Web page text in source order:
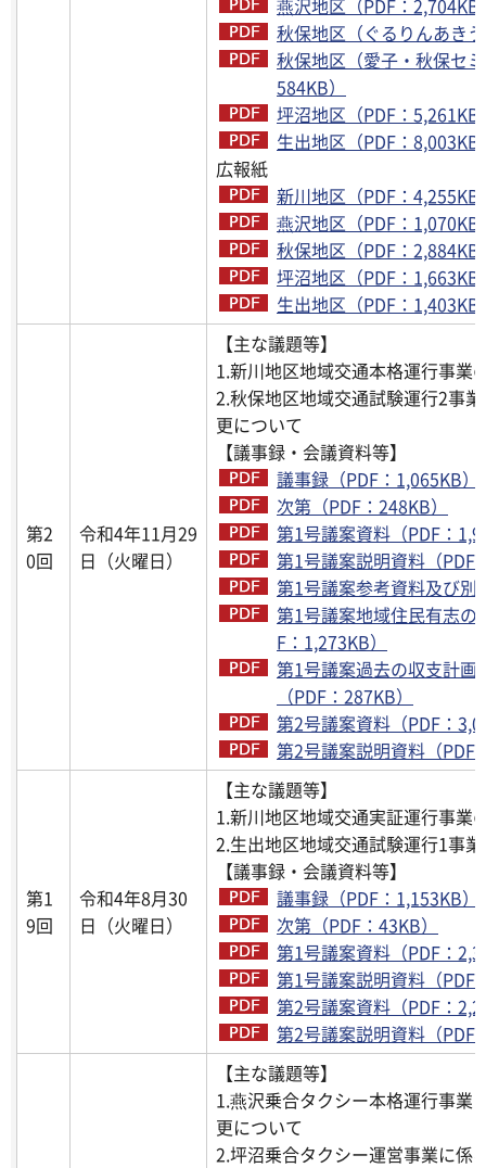
燕沢地区（PDF：2,704KB
秋保地区（ぐるりんあき
秋保地区（愛子・秋保セ
584KB）
坪沼地区（PDF：5,261KB
生出地区（PDF：8,003KB
広報紙
新川地区（PDF：4,255KB
燕沢地区（PDF：1,070KB
秋保地区（PDF：2,884KB
坪沼地区（PDF：1,663KB
生出地区（PDF：1,403KB
第2
0回
令和4年11月29
日（火曜日）
【主な議題等】
1.新川地区地域交通本格運行事業
2.秋保地区地域交通試験運行2事
更について
【議事録・会議資料等】
議事録（PDF：1,065KB）
次第（PDF：248KB）
第1号議案資料（PDF：
第1号議案説明資料（PDF
第1号議案参考資料及び別
第1号議案地域住民有志の
F：1,273KB）
第1号議案過去の収支計画
（PDF：287KB）
第2号議案資料（PDF：
第2号議案説明資料（PDF
第1
9回
令和4年8月30
日（火曜日）
【主な議題等】
1.新川地区地域交通実証運行事業
2.生出地区地域交通試験運行1事
【議事録・会議資料等】
議事録（PDF：1,153KB）
次第（PDF：43KB）
第1号議案資料（PDF：
第1号議案説明資料（PDF
第2号議案資料（PDF：
第2号議案説明資料（PDF
【主な議題等】
1.燕沢乗合タクシー本格運行事業
更について
2.坪沼乗合タクシー運営事業に係